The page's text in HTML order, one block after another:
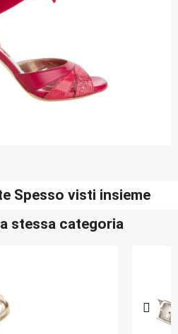
Spesso visti insieme
stessa categoria